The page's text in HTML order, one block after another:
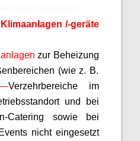
/-geräte
zur Beheizung
(wie z. B.
Verzehrbereiche im
und bei
Catering sowie bei
nicht eingesetzt